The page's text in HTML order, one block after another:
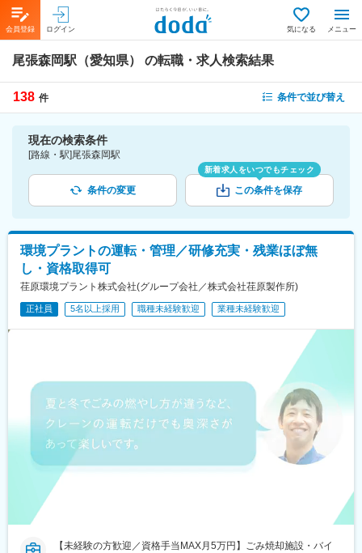
会員登録 ログイン 気になる メニュー
尾張森岡駅（愛知県） の転職・求人検索結果
138 件 条件で並び替え
現在の検索条件
[路線・駅]尾張森岡駅
条件の変更
新着求人をいつでもチェック
この条件を保存
環境プラントの運転・管理／研修充実・残業ほぼ無
し・資格取得可
荏原環境プラント株式会社(グループ会社／株式会社荏原製作所)
正社員 5名以上採用 職種未経験歓迎 業種未経験歓迎
【未経験の方歓迎／資格手当MAX月5万円】ごみ焼却施設・バイ